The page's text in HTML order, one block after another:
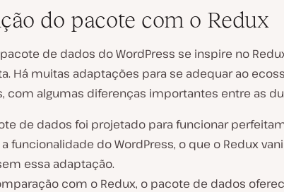
do pacote com o Redux
de dados do WordPress se inspire no
Há muitas adaptações para se adequar ao
com algumas diferenças importantes entre as
de dados foi projetado para funcionar
a funcionalidade do WordPress, o que o Redux
essa adaptação.
com o Redux, o pacote de dados